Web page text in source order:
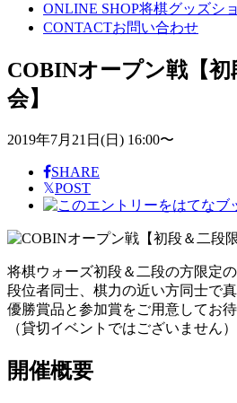
ONLINE SHOP将棋グッズシ
CONTACTお問い合わせ
COBINオープン戦【初
会】
2019年7月21日(日) 16:00〜
SHARE
𝕏POST
将棋ウォーズ初段＆二段の方限定
段位者同士、棋力の近い方同士で
優勝賞品と参加賞をご用意してお
（貸切イベントではございません）
開催概要